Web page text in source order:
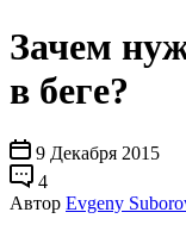
Зачем
в беге?
9 Декабря 2015
4
Автор Evgeny